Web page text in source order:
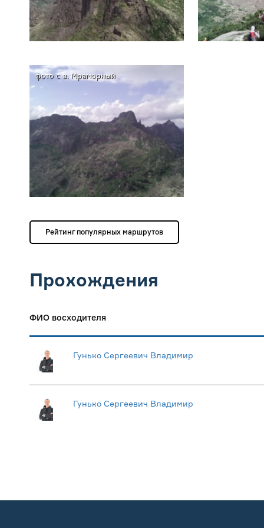
фото с в. Мраморный
Рейтинг популярных маршрутов
Прохождения
ФИО восходителя
Гунько Сергеевич Владимир
Гунько Сергеевич Владимир